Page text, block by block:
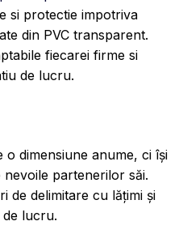
si protectie impotriva
din PVC transparent.
fiecarei firme si
de lucru.
o dimensiune anume, ci își
partenerilor săi.
de delimitare cu lățimi și
de lucru.